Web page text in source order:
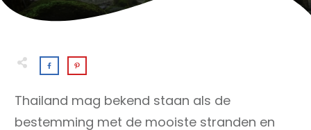
Thailand mag bekend staan als de
bestemming met de mooiste stranden en